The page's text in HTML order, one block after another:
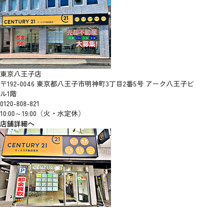
東京八王子店
〒192-0046 東京都八王子市明神町3丁目2番5号 アーク八王子ビ
ル1階
0120-808-821
10:00～19:00（火・水定休）
店舗詳細へ